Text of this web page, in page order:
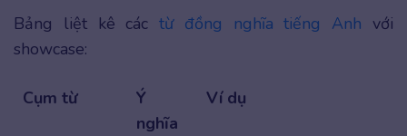
Bảng liệt kê cáctừ đồng nghĩa tiếng Anh với
showcase:
Cụm từ
Ý
nghĩa
Ví dụ